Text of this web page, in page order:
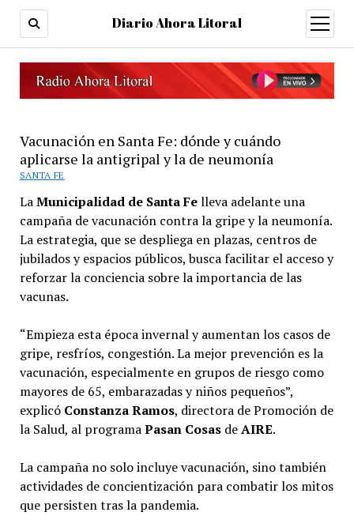
Diario Ahora Litoral
open
menu
Vacunación en Santa Fe: dónde y cuándo
aplicarse la antigripal y la de neumonía
SANTA FE
LaMunicipalidad de Santa Felleva adelante una
campaña de vacunación contra la gripe y la neumonía.
La estrategia, que se despliega en plazas, centros de
jubilados y espacios públicos, busca facilitar el acceso y
reforzar la conciencia sobre la importancia de las
vacunas.
“Empieza esta época invernal y aumentan los casos de
gripe, resfríos, congestión. La mejor prevención es la
vacunación, especialmente en grupos de riesgo como
mayores de 65, embarazadas y niños pequeños”,
explicó Constanza Ramos, directora de Promoción de
la Salud, al programaPasan Cosas deAIRE.
La campaña no solo incluye vacunación, sino también
actividades de concientización para combatir los mitos
que persisten tras la pandemia.